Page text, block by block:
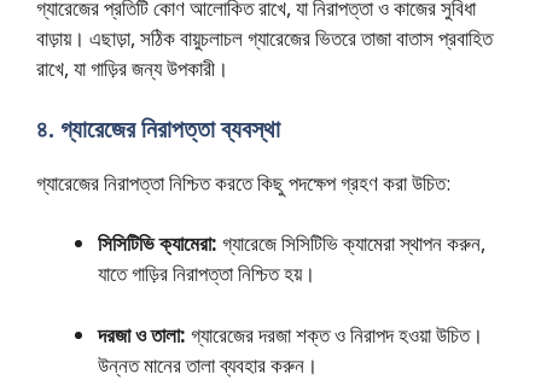
গ্যারেজের প্রতিটি কোণ আলোকিত রাখে, যা নিরাপত্তা ও কাজের সুবিধা
বাড়ায়। এছাড়া, সঠিক বায়ুচলাচল গ্যারেজের ভিতরে তাজা বাতাস প্রবাহিত
রাখে, যা গাড়ির জন্য উপকারী।
৪. গ্যারেজের নিরাপত্তা ব্যবস্থা
গ্যারেজের নিরাপত্তা নিশ্চিত করতে কিছু পদক্ষেপ গ্রহণ করা উচিত:
সিসিটিভি ক্যামেরা: গ্যারেজে সিসিটিভি ক্যামেরা স্থাপন করুন,
যাতে গাড়ির নিরাপত্তা নিশ্চিত হয়।
দরজা ও তালা: গ্যারেজের দরজা শক্ত ও নিরাপদ হওয়া উচিত।
উন্নত মানের তালা ব্যবহার করুন।